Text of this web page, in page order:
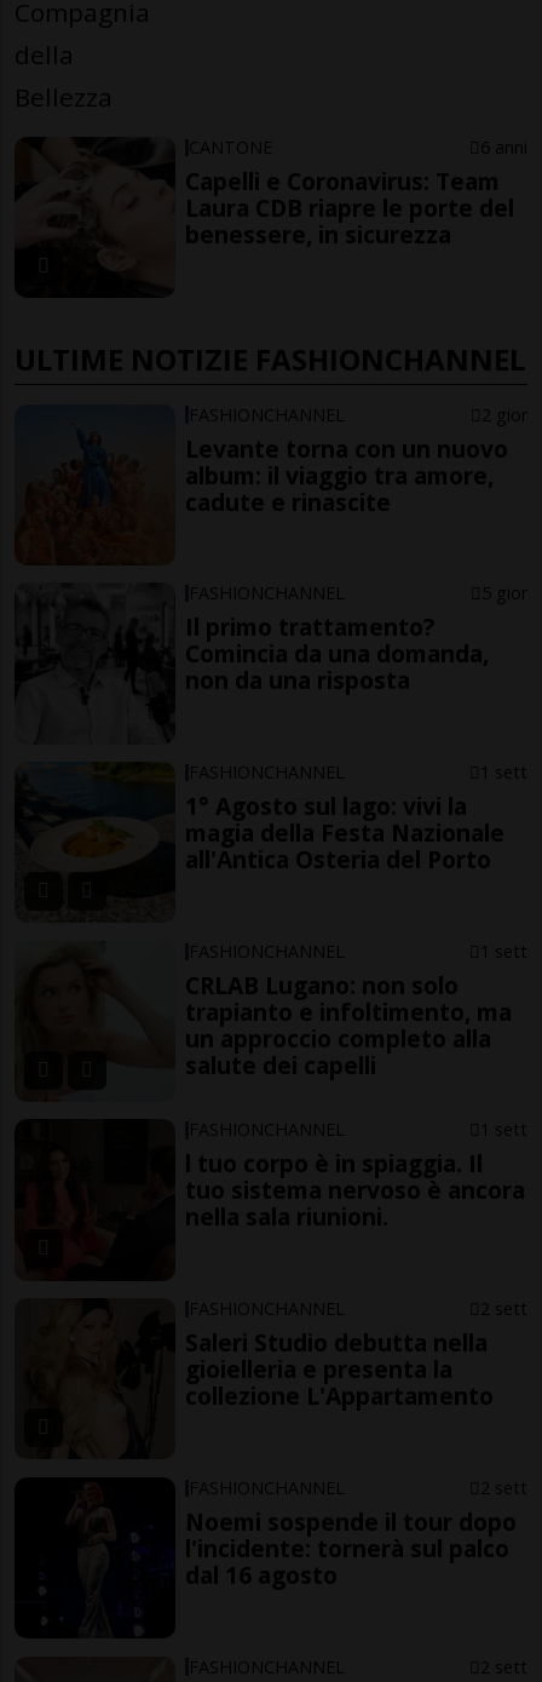
CANTONE 6 anni
Capelli e Coronavirus: Team
Laura CDB riapre le porte del
benessere, in sicurezza
ULTIME NOTIZIE FASHIONCHANNEL
FASHIONCHANNEL 2 gior
Levante torna con un nuovo
album: il viaggio tra amore,
cadute e rinascite
FASHIONCHANNEL 5 gior
Il primo trattamento?
Comincia da una domanda,
non da una risposta
FASHIONCHANNEL 1 sett
1° Agosto sul lago: vivi la
magia della Festa Nazionale
all'Antica Osteria del Porto
FASHIONCHANNEL 1 sett
CRLAB Lugano: non solo
trapianto e infoltimento, ma
un approccio completo alla
salute dei capelli
FASHIONCHANNEL 1 sett
l tuo corpo è in spiaggia. Il
tuo sistema nervoso è ancora
nella sala riunioni.
FASHIONCHANNEL 2 sett
Saleri Studio debutta nella
gioielleria e presenta la
collezione L'Appartamento
FASHIONCHANNEL 2 sett
Noemi sospende il tour dopo
l'incidente: tornerà sul palco
dal 16 agosto
FASHIONCHANNEL 2 sett